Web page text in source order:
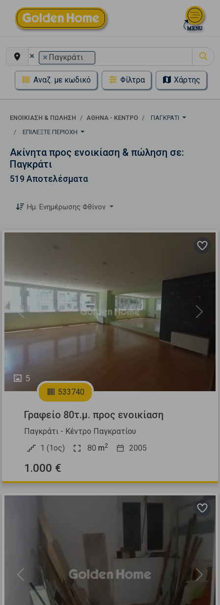
× × Παγκράτι
Αναζ. με κωδικό Φίλτρα Χάρτης
ΕΝΟΙΚΊΑΣΗ & ΠΏΛΗΣΗ ΑΘΉΝΑ - ΚΈΝΤΡΟ
ΠΑΓΚΡΆΤΙ
ΕΠΙΛΈΞΤΕ ΠΕΡΙΟΧΉ
Ακίνητα προς ενοικίαση & πώληση σε:
Παγκράτι
519 Αποτελέσματα
Ημ. Ενημέρωσης Φθίνον
5
Previous Next
533740
Γραφείο 80τ.μ. προς ενοικίαση
Παγκράτι - Κέντρο Παγκρατίου
1 (1ος)
80 m2 2005
1.000 €
Previous Next